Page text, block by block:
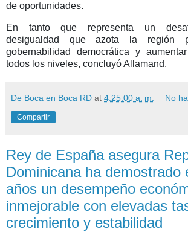
de oportunidades.
En tanto que representa un
desigualdad
que azota la región
gobernabilidad democrática y
todos los niveles, concluyó Allamand.
De Boca en Boca RD at 4:25:00 a. m. No
Compartir
Rey de España asegura
Dominicana ha demostrado
años un desempeño
inmejorable con elevadas
crecimiento y estabilidad